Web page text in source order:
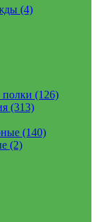
(4)
(126)
(313)
(140)
(2)